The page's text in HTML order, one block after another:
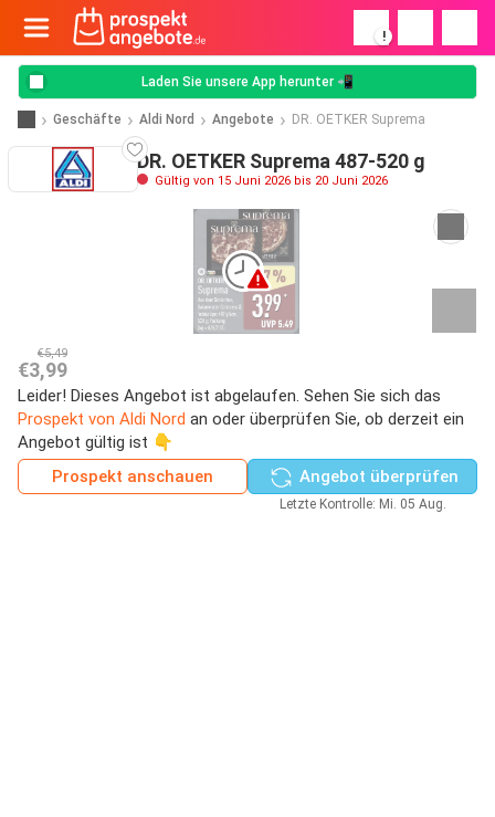
!
Laden Sie unsere App herunter 📲
Geschäfte Aldi Nord Angebote DR. OETKER Suprema
DR. OETKER Suprema 487-520 g
Gültig von 15 Juni 2026 bis 20 Juni 2026
€5,49
€3,99
Leider! Dieses Angebot ist abgelaufen. Sehen Sie sich das
Prospekt von Aldi Nord an oder überprüfen Sie, ob derzeit ein
Angebot gültig ist 👇
Prospekt anschauen
Angebot überprüfen
Letzte Kontrolle: Mi. 05 Aug.